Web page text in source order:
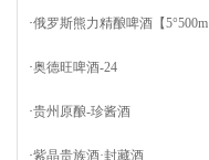
·俄罗斯熊力精酿啤酒【5°500m
·奥德旺啤酒-24
·贵州原酿-珍酱酒
·紫晶贵族酒·封藏酒